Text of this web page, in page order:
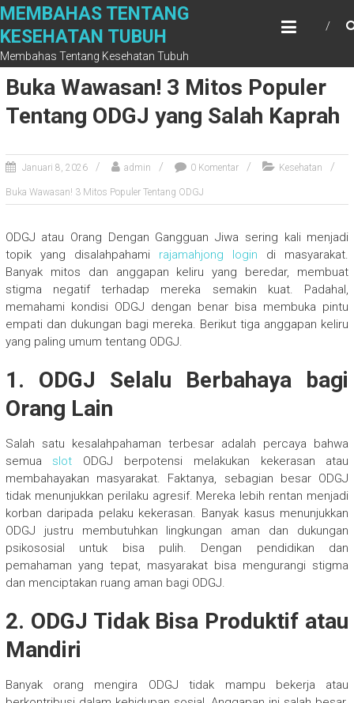
Skip
content
MEMBAHAS TENTANG
KESEHATAN TUBUH
Membahas Tentang Kesehatan Tubuh
Buka Wawasan! 3 Mitos Populer
Tentang ODGJ yang Salah Kaprah
Januari 8, 2026 admin 0 Komentar Kesehatan
Buka Wawasan! 3 Mitos Populer Tentang ODGJ
ODGJ atau Orang Dengan Gangguan Jiwa sering kali menjadi
topik yang disalahpahami rajamahjong login di masyarakat.
Banyak mitos dan anggapan keliru yang beredar, membuat
stigma negatif terhadap mereka semakin kuat. Padahal,
memahami kondisi ODGJ dengan benar bisa membuka pintu
empati dan dukungan bagi mereka. Berikut tiga anggapan keliru
yang paling umum tentang ODGJ.
1. ODGJ Selalu Berbahaya bagi
Orang Lain
Salah satu kesalahpahaman terbesar adalah percaya bahwa
semua slot ODGJ berpotensi melakukan kekerasan atau
membahayakan masyarakat. Faktanya, sebagian besar ODGJ
tidak menunjukkan perilaku agresif. Mereka lebih rentan menjadi
korban daripada pelaku kekerasan. Banyak kasus menunjukkan
ODGJ justru membutuhkan lingkungan aman dan dukungan
psikososial untuk bisa pulih. Dengan pendidikan dan
pemahaman yang tepat, masyarakat bisa mengurangi stigma
dan menciptakan ruang aman bagi ODGJ.
2. ODGJ Tidak Bisa Produktif atau
Mandiri
Banyak orang mengira ODGJ tidak mampu bekerja atau